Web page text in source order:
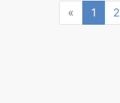
« Previous
1 2